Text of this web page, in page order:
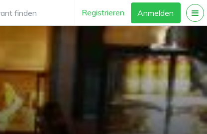
Registrieren Anmelden